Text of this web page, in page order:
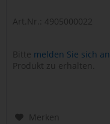
Art.Nr.: 4905000022
Bitte melden Sie sich an
Produkt zu erhalten.
Merken